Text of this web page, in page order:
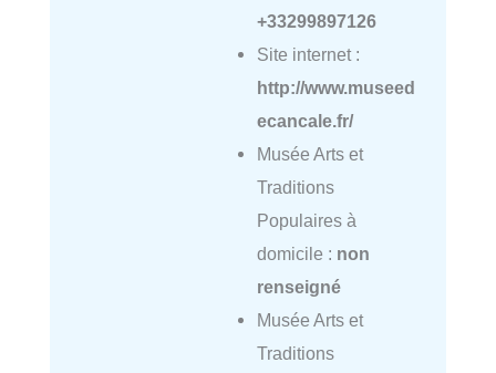
+33299897126
Site internet :
http://www.museed
ecancale.fr/
Musée Arts et
Traditions
Populaires à
domicile : non
renseigné
Musée Arts et
Traditions